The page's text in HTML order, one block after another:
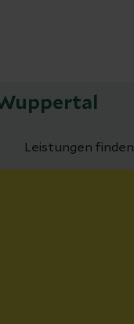
Leistungen finden